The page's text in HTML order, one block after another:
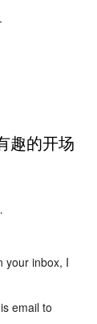
趣的开场
your inbox, I
email to